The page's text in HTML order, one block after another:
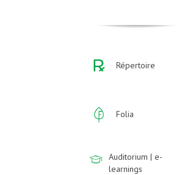
Répertoire
Folia
Auditorium | e-
learnings